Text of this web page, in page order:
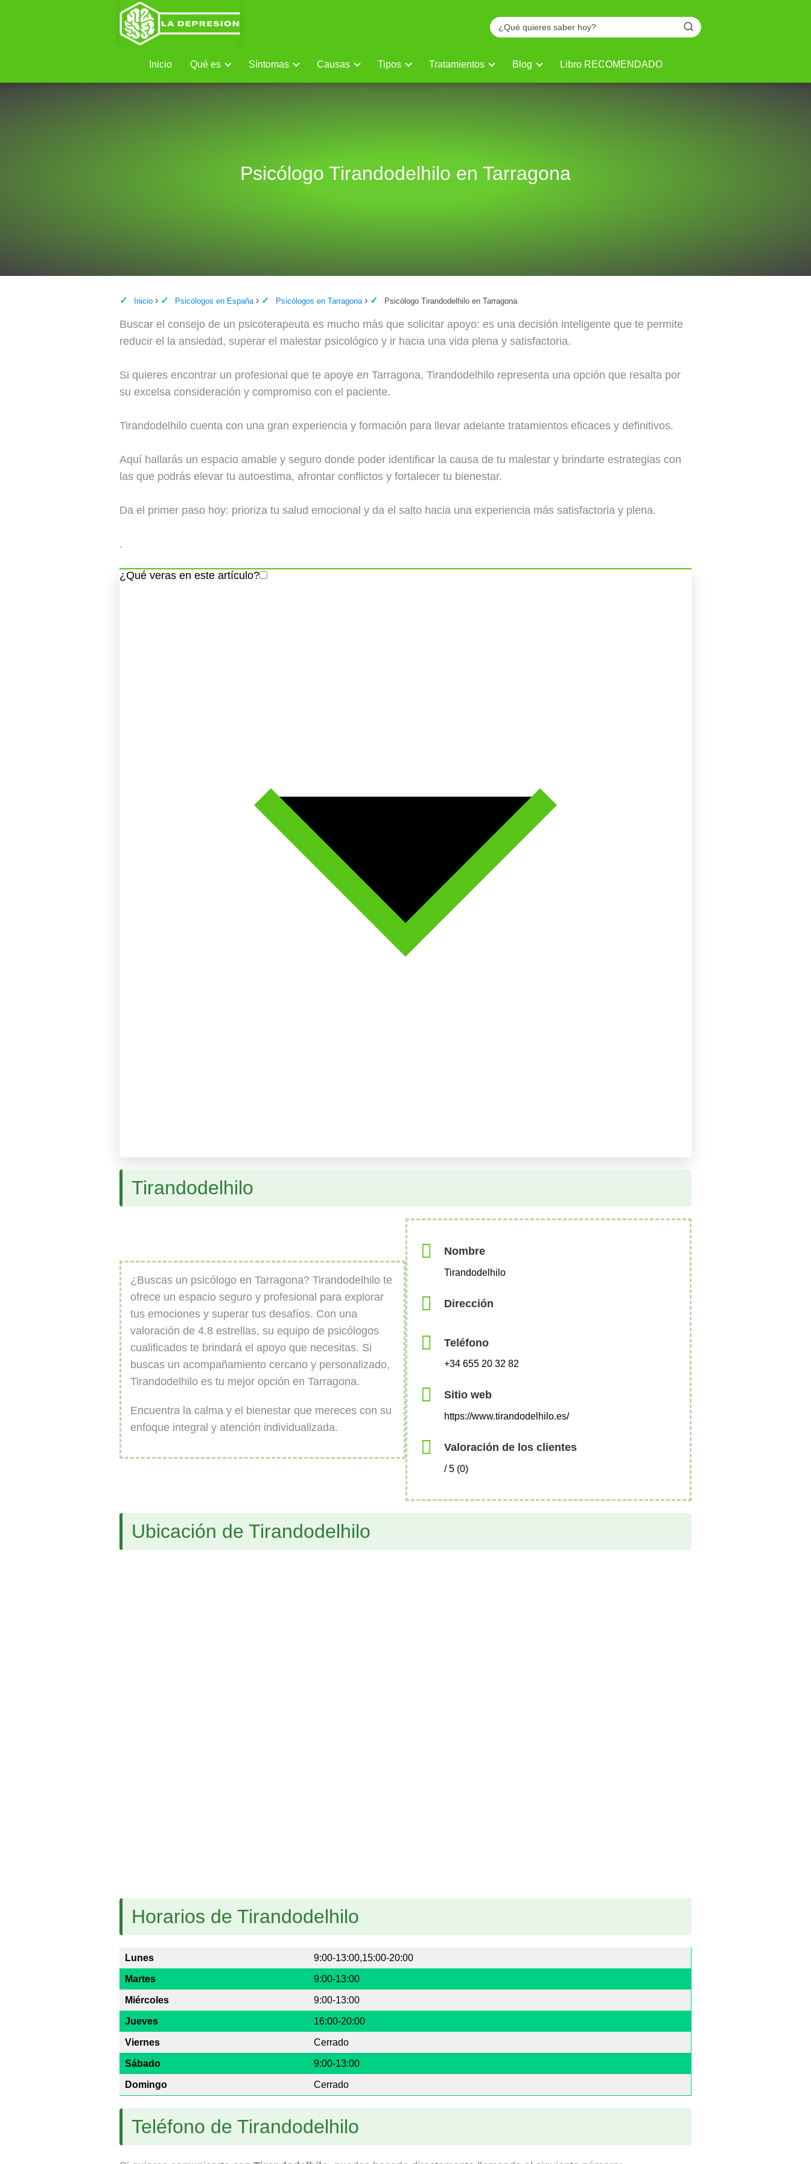
Inicio Qué es Síntomas Causas Tipos Tratamientos Blog Libro RECOMENDADO
Psicólogo Tirandodelhilo en Tarragona
Inicio Psicólogos en España Psicólogos en Tarragona Psicólogo Tirandodelhilo en Tarragona
Buscar el consejo de un psicoterapeuta es mucho más que solicitar apoyo: es una decisión inteligente que te permite
reducir el la ansiedad, superar el malestar psicológico y ir hacia una vida plena y satisfactoria.
Si quieres encontrar un profesional que te apoye en Tarragona, Tirandodelhilo representa una opción que resalta por
su excelsa consideración y compromiso con el paciente.
Tirandodelhilo cuenta con una gran experiencia y formación para llevar adelante tratamientos eficaces y definitivos.
Aquí hallarás un espacio amable y seguro donde poder identificar la causa de tu malestar y brindarte estrategias con
las que podrás elevar tu autoestima, afrontar conflictos y fortalecer tu bienestar.
Da el primer paso hoy: prioriza tu salud emocional y da el salto hacia una experiencia más satisfactoria y plena.
.
¿Qué veras en este artículo?
Tirandodelhilo
¿Buscas un psicólogo en Tarragona? Tirandodelhilo te
ofrece un espacio seguro y profesional para explorar
tus emociones y superar tus desafíos. Con una
valoración de 4.8 estrellas, su equipo de psicólogos
cualificados te brindará el apoyo que necesitas. Si
buscas un acompañamiento cercano y personalizado,
Tirandodelhilo es tu mejor opción en Tarragona.
Encuentra la calma y el bienestar que mereces con su
enfoque integral y atención individualizada.
Nombre
Tirandodelhilo
Dirección
Teléfono
+34 655 20 32 82
Sitio web
https://www.tirandodelhilo.es/
Valoración de los clientes
/ 5 (0)
Ubicación de Tirandodelhilo
Horarios de Tirandodelhilo
Lunes 9:00-13:00,15:00-20:00
Martes 9:00-13:00
Miércoles 9:00-13:00
Jueves 16:00-20:00
Viernes Cerrado
Sábado 9:00-13:00
Domingo Cerrado
Teléfono de Tirandodelhilo